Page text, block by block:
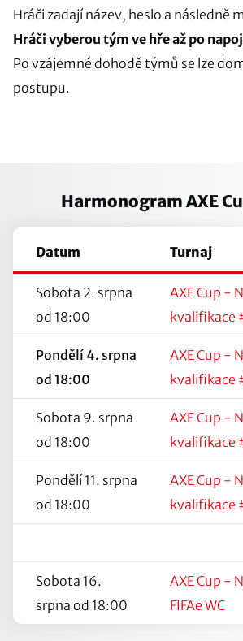
Hráči zadají název, heslo a následně
Hráči vyberou tým ve hře až po
Po vzájemné dohodě týmů se lze
postupu.
Harmonogram AXE
Datum Turnaj
Sobota 2. srpna
od 18:00
AXE Cup -
kvalifikace
Pondělí 4. srpna
od 18:00
AXE Cup -
kvalifikace
Sobota 9. srpna
od 18:00
AXE Cup -
kvalifikace
Pondělí 11. srpna
od 18:00
AXE Cup -
kvalifikace
Sobota 16.
srpna od 18:00
AXE Cup -
FIFAe WC